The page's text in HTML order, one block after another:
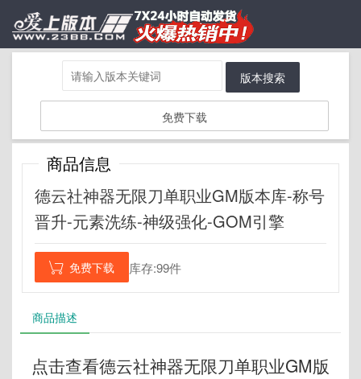
版本搜索
免费下载
商品信息
德云社神器无限刀单职业GM版本库-称号
晋升-元素洗练-神级强化-GOM引擎
 免费下载 库存:99件
商品描述
点击查看德云社神器无限刀单职业GM版